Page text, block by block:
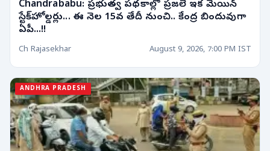
Chandrababu: ప్రభుత్వ పథకాల్లో ప్రజలే ఇక మెయిన్
స్టేక్‌హోల్డర్లు... ఈ నెల 15వ తేదీ నుంచి.. కేంద్ర బిందువుగా
ఏపీ...!!
Ch Rajasekhar August 9, 2026, 7:00 PM IST
ANDHRA PRADESH